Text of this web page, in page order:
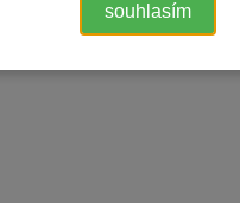
souhlasím